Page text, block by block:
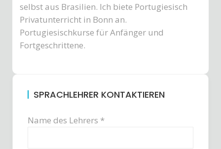
selbst aus Brasilien. Ich biete Portugiesisch
Privatunterricht in Bonn an.
Portugiesischkurse für Anfänger und
Fortgeschrittene.
SPRACHLEHRER KONTAKTIEREN
Name des Lehrers *